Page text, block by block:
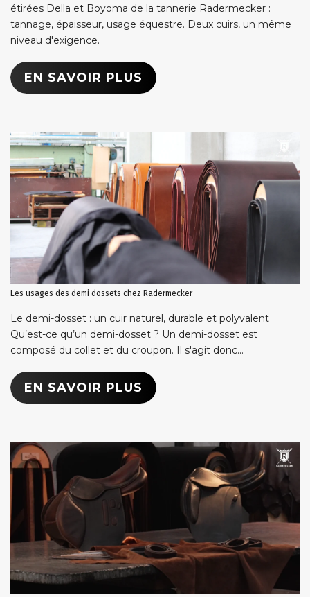
étirées Della et Boyoma de la tannerie Radermecker :
tannage, épaisseur, usage équestre. Deux cuirs, un même
niveau d'exigence.
EN SAVOIR PLUS
Les usages des demi dossets chez Radermecker
Le demi-dosset : un cuir naturel, durable et polyvalent
Qu’est-ce qu’un demi-dosset ? Un demi-dosset est
composé du collet et du croupon. Il s'agit donc...
EN SAVOIR PLUS